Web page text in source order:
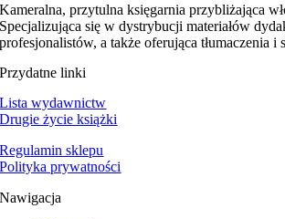
Kameralna, przytulna księgarnia przybliżająca
Specjalizująca się w dystrybucji materiałów
profesjonalistów, a także oferująca tłumaczenia i
Przydatne linki
Lista wydawnictw
Drugie życie książki
Regulamin sklepu
Polityka prywatności
Nawigacja